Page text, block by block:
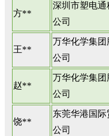
方**
深圳市塑电通
公司
王**
万华化学集团
公司
赵**
万华化学集团
公司
饶**
东莞华港国际
公司